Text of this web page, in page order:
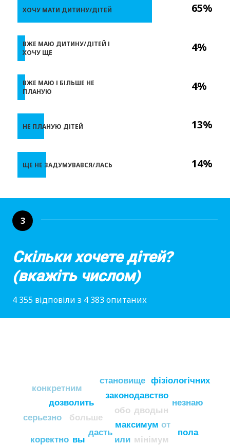
65%
4%
4%
13%
14%
ХОЧУ МАТИ ДИТИНУ/ДІТЕЙ
ВЖЕ МАЮ ДИТИНУ/ДІТЕЙ І
ХОЧУ ЩЕ
ВЖЕ МАЮ І БІЛЬШЕ НЕ
ПЛАНУЮ
НЕ ПЛАНУЮ ДІТЕЙ
ЩЕ НЕ ЗАДУМУВАВСЯ/ЛАСЬ
3
Скільки хочете дітей?
(вкажіть числом)
4 355 відповіли з 4 383 опитаних
или
дасть
максимум
мінімум
больше
вы
дводын
дозволить
законодавство
конкретним
коректно
незнаю
обо
от
пола
серьезно
становище фізіологічних